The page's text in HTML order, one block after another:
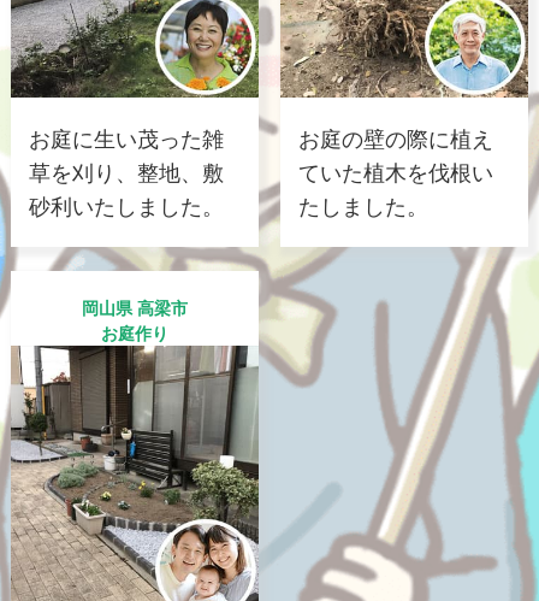
お庭に生い茂った雑
草を刈り、整地、敷
砂利いたしました。
お庭の壁の際に植え
ていた植木を伐根い
たしました。
岡山県 高梁市
お庭作り